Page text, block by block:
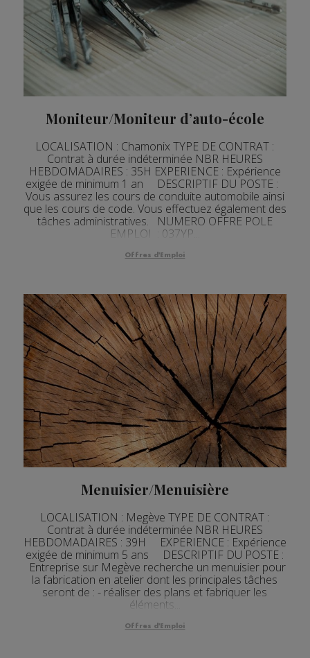
Moniteur/Moniteur d’auto-école
LOCALISATION : Chamonix TYPE DE CONTRAT :
Contrat à durée indéterminée NBR HEURES
HEBDOMADAIRES : 35H EXPERIENCE : Expérience
exigée de minimum 1 an DESCRIPTIF DU POSTE :
Vous assurez les cours de conduite automobile ainsi
que les cours de code. Vous effectuez également des
tâches administratives. NUMERO OFFRE POLE
EMPLOI : 037YP...
Offres d'Emploi
Menuisier/Menuisière
LOCALISATION : Megève TYPE DE CONTRAT :
Contrat à durée indéterminée NBR HEURES
HEBDOMADAIRES : 39H EXPERIENCE : Expérience
exigée de minimum 5 ans DESCRIPTIF DU POSTE :
Entreprise sur Megève recherche un menuisier pour
la fabrication en atelier dont les principales tâches
seront de : - réaliser des plans et fabriquer les
éléments...
Offres d'Emploi